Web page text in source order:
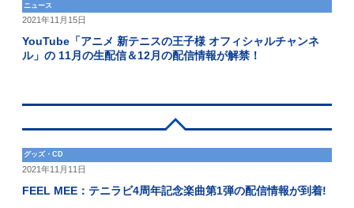
ニュース
2021年11月15日
YouTube「アニメ 新テニスの王子様 オフィシャルチャンネ
ル」の 11月の生配信＆12月の配信情報が解禁！
グッズ・CD
2021年11月11日
FEEL MEE：テニラビ4周年記念楽曲第1弾の配信情報が到着!